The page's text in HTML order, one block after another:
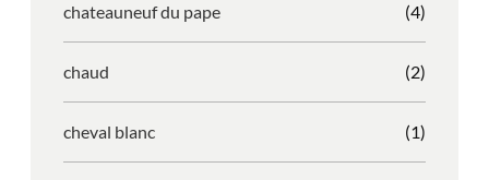
chateauneuf du pape (4)
chaud (2)
cheval blanc (1)